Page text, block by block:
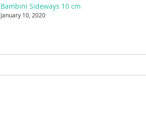
Bambini Sideways 10 cm
January 10, 2020